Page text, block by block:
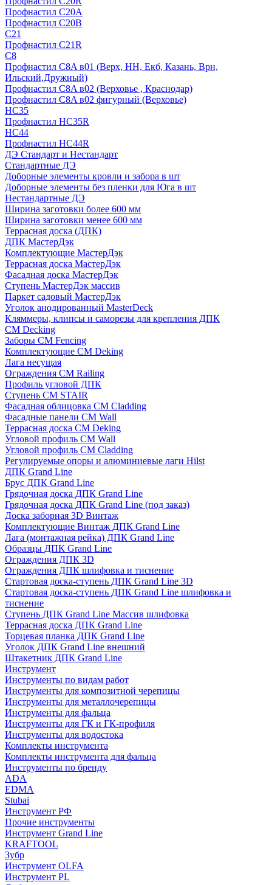
Профнастил С20А
Профнастил С20В
C21
Профнастил С21R
C8
Профнастил С8A в01 (Верх, НН, Екб, Казань, Врн,
Ильский,Дружный)
Профнастил С8A в02 (Верховье , Краснодар)
Профнастил С8A в02 фигурный (Верховье)
HС35
Профнастил HC35R
НС44
Профнастил НС44R
ДЭ Стандарт и Нестандарт
Стандартные ДЭ
Доборные элементы кровли и забора в шт
Доборные элементы без пленки для Юга в шт
Нестандартные ДЭ
Ширина заготовки более 600 мм
Ширина заготовки менее 600 мм
Террасная доска (ДПК)
ДПК МастерДэк
Комплектующие МастерДэк
Террасная доска МастерДэк
Фасадная доска МастерДэк
Ступень МастерДэк массив
Паркет садовый МастерДэк
Уголок анодированный MasterDeck
Кляммеры, клипсы и саморезы для крепления ДПК
CM Decking
Заборы CM Fencing
Комплектующие CM Deking
Лага несущая
Ограждения CM Railing
Профиль угловой ДПК
Ступень CM STAIR
Фасадная облицовка CM Cladding
Фасадные панели CM Wall
Террасная доска CM Deking
Угловой профиль CM Wall
Угловой профиль CM Cladding
Регулируемые опоры и алюминиевые лаги Hilst
ДПК Grand Line
Брус ДПК Grand Line
Грядочная доска ДПК Grand Line
Грядочная доска ДПК Grand Line (под заказ)
Доска заборная 3D Винтаж
Комплектующие Винтаж ДПК Grand Line
Лага (монтажная рейка) ДПК Grand Line
Образцы ДПК Grand Line
Ограждения ДПК 3D
Ограждения ДПК шлифовка и тиснение
Стартовая доска-ступень ДПК Grand Line 3D
Стартовая доска-ступень ДПК Grand Line шлифовка и
тиснение
Ступень ДПК Grand Line Массив шлифовка
Террасная доска ДПК Grand Line
Торцевая планка ДПК Grand Line
Уголок ДПК Grand Line внешний
Штакетник ДПК Grand Line
Инструмент
Инструменты по видам работ
Инструменты для композитной черепицы
Инструменты для металлочерепицы
Инструменты для фальца
Инструменты для ГК и ГК-профиля
Инструменты для водостока
Комплекты инструмента
Комплекты инструмента для фальца
Инструменты по бренду
ADA
EDMA
Stubai
Инструмент РФ
Прочие инструменты
Инструмент Grand Line
KRAFTOOL
Зубр
Инструмент OLFA
Инструмент PL